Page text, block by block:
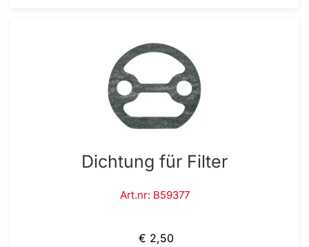
Dichtung für Filter
Art.nr: B59377
€ 2,50